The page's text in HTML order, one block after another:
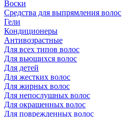
Воски
Средства для выпрямления волос
Гели
Кондиционеры
Антивозрастные
Для всех типов волос
Для вьющихся волос
Для детей
Для жестких волос
Для жирных волос
Для непослушных волос
Для окрашенных волос
Для поврежденных волос